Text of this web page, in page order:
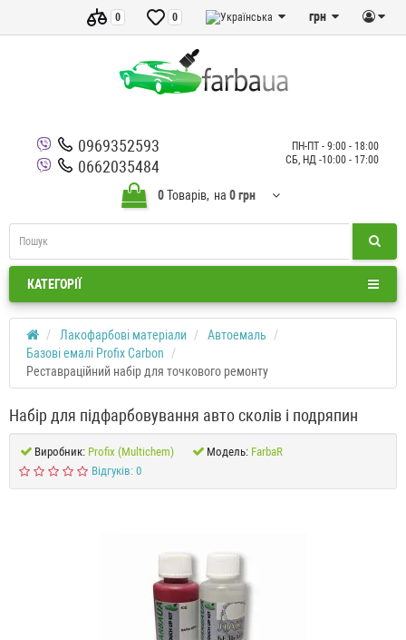
грн
0
0
0969352593
0662035484
ПН-ПТ - 9:00 - 18:00
СБ, НД -10:00 - 17:00
0Товарів, на 0 грн
КАТЕГОРІЇ
Лакофарбові матеріали
Автоемаль
Базові емалі Profix Carbon
Реставраційний набір для точкового ремонту
Набір для підфарбовування авто сколів і подряпин
Виробник: Profix (Multichem) Модель: FarbaR
Відгуків: 0